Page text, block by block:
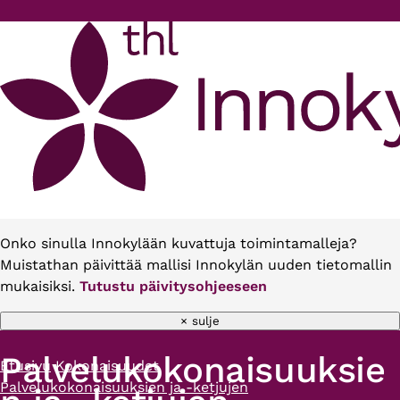
Onko sinulla Innokylään kuvattuja toimintamalleja?
Muistathan päivittää mallisi Innokylän uuden tietomallin
mukaisiksi. Tutustu päivitysohjeeseen
× sulje
Murupolku
Etusivu Kokonaisuudet
Palvelukokonaisuuksien ja -ketjujen
Palvelukokonaisuuksie